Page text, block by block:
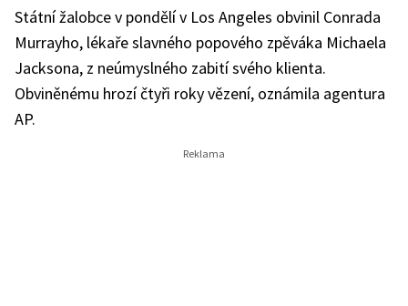
Státní žalobce v pondělí v Los Angeles obvinil Conrada
Murrayho, lékaře slavného popového zpěváka Michaela
Jacksona, z neúmyslného zabití svého klienta.
Obviněnému hrozí čtyři roky vězení, oznámila agentura
AP.